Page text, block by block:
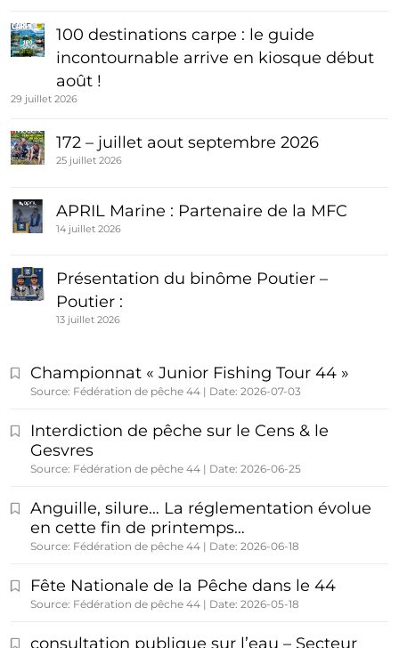
100 destinations carpe : le guide
incontournable arrive en kiosque début
août !
29 juillet 2026
172 – juillet aout septembre 2026
25 juillet 2026
APRIL Marine : Partenaire de la MFC
14 juillet 2026
Présentation du binôme Poutier –
Poutier :
13 juillet 2026
Championnat « Junior Fishing Tour 44 »
Source: Fédération de pêche 44 Date: 2026-07-03
Interdiction de pêche sur le Cens & le
Gesvres
Source: Fédération de pêche 44 Date: 2026-06-25
Anguille, silure… La réglementation évolue
en cette fin de printemps…
Source: Fédération de pêche 44 Date: 2026-06-18
Fête Nationale de la Pêche dans le 44
Source: Fédération de pêche 44 Date: 2026-05-18
consultation publique sur l’eau – Secteur